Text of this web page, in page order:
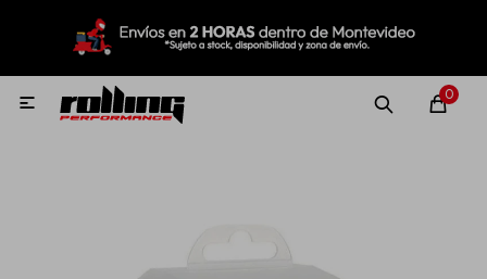
0

MI CUENTA
Nuevo! Rolling Repuestos